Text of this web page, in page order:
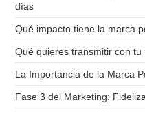
días
Qué impacto tiene la marca
Qué quieres transmitir con
La Importancia de la Marca
Fase 3 del Marketing: